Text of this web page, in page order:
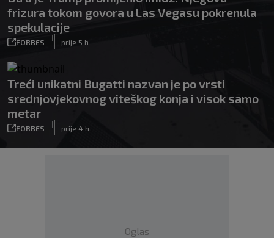
frizura tokom govora u Las Vegasu pokrenula
spekulacije
FORBES
|
prije 5 h
Treći unikatni Bugatti nazvan je po vrsti
srednjovjekovnog viteškog konja i visok samo
metar
FORBES
|
prije 4 h
Oglas